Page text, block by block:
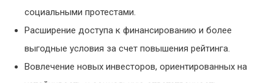
социальными протестами.
Расширение доступа к финансированию и более
выгодные условия за счет повышения рейтинга.
Вовлечение новых инвесторов, ориентированных на